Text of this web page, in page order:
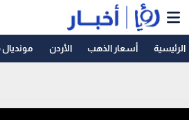
الرئيسية أسعار الذهب الأردن مونديال 2026